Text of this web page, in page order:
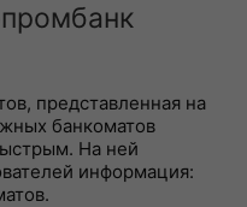
представленная на
банкоматов
На ней
информация: